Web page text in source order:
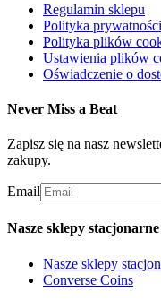
Regulamin sklepu
Polityka prywatności
Polityka plików
Ustawienia plików
Oświadczenie o
Never Miss a Beat
Zapisz się na nasz
zakupy.
Email
Nasze sklepy stacjonarne
Nasze sklepy
Converse Coins